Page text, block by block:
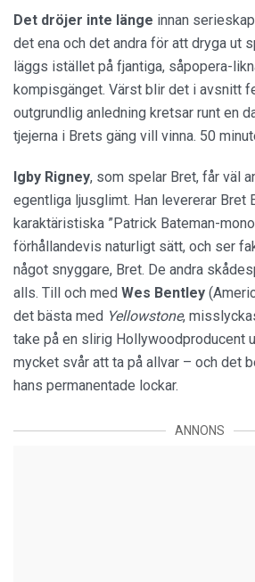
Det dröjer inte länge innan
det ena och det andra för att dryga ut
läggs istället på fjantiga, såpopera-
kompisgänget. Värst blir det i avsnitt
outgrundlig anledning kretsar runt en
tjejerna i Brets gäng vill vinna. 50
Igby Rigney, som spelar Bret, får väl
egentliga ljusglimt. Han levererar Bret
karaktäristiska ”Patrick Bateman-
förhållandevis naturligt sätt, och ser
något snyggare, Bret. De andra
alls. Till och med Wes Bentley
det bästa med Yellowstone,
take på en slirig Hollywoodproducent
mycket svår att ta på allvar – och det
hans permanentade lockar.
ANNONS